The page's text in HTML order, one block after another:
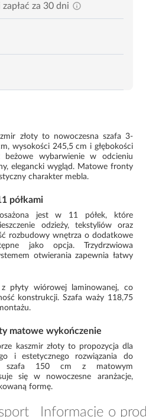
za 30 dni
złoty to nowoczesna szafa 3-
wysokości 245,5 cm i głębokości
wybarwienie w odcieniu
elegancki wygląd. Matowe fronty
charakter mebla.
półkami
jest w 11 półek, które
odzieży, tekstyliów oraz
rozbudowy wnętrza o dodatkowe
jako opcja. Trzydrzwiowa
otwierania zapewnia łatwy
płyty wiórowej laminowanej, co
konstrukcji. Szafa waży 118,75
matowe wykończenie
kaszmir złoty to propozycja dla
i estetycznego rozwiązania do
szafa 150 cm z matowym
się w nowoczesne aranżacje,
formę.
Informacje o